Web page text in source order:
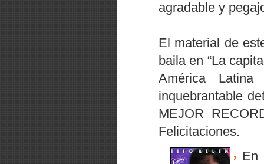
agradable y
El material de
baila en “La
América
inquebrantable
MEJOR
Felicitaciones.